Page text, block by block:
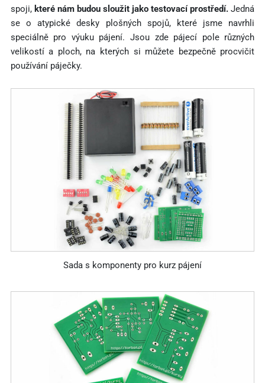
spoji, které nám budou sloužit jako testovací prostředí. Jedná
se o atypické desky plošných spojů, které jsme navrhli
speciálně pro výuku pájení. Jsou zde pájecí pole různých
velikostí a ploch, na kterých si můžete bezpečně procvičit
používání páječky.
Sada s komponenty pro kurz pájení